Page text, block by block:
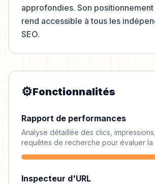
approfondies. Son
rend accessible à tous les
SEO.
⚙️Fonctionnalités
Rapport de performances
Analyse détaillée des clics,
requêtes de recherche pour évaluer la
Inspecteur d'URL